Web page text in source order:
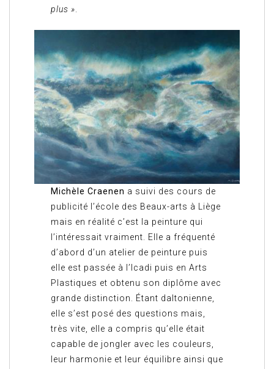
plus »
Michèle Craenen a suivi des cours de
publicité l’école des Beaux-arts à Liège
mais en réalité c’est la peinture qui
l’intéressait vraiment. Elle a fréquenté
d’abord d’un atelier de peinture puis
elle est passée à l’Icadi puis en Arts
Plastiques et obtenu son diplôme avec
grande distinction. Étant daltonienne,
elle s’est posé des questions mais,
très vite, elle a compris qu’elle était
capable de jongler avec les couleurs,
leur harmonie et leur équilibre ainsi que